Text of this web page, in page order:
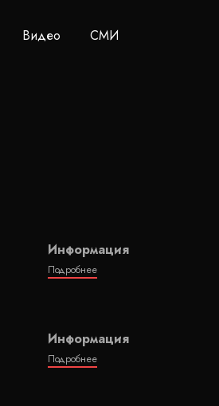
Видео СМИ
Информация
Подробнее
Информация
Подробнее